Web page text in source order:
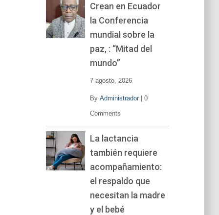
Crean en Ecuador
la Conferencia
mundial sobre la
paz, : “Mitad del
mundo”
7 agosto, 2026
By Administrador| 0
Comments
La lactancia
también requiere
acompañamiento:
el respaldo que
necesitan la madre
y el bebé